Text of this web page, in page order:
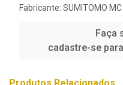
Fabricante: SUMITOMO MC
Faça
cadastre-se